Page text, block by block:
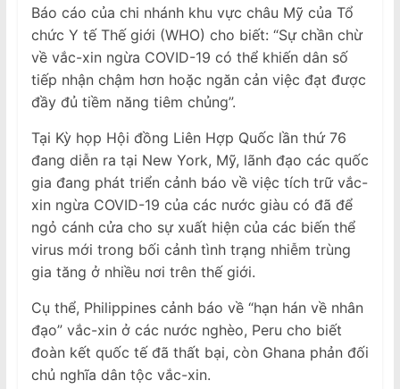
Báo cáo của chi nhánh khu vực châu Mỹ của Tổ
chức Y tế Thế giới (WHO) cho biết: “Sự chần chừ
về vắc-xin ngừa COVID-19 có thể khiến dân số
tiếp nhận chậm hơn hoặc ngăn cản việc đạt được
đầy đủ tiềm năng tiêm chủng”.
Tại Kỳ họp Hội đồng Liên Hợp Quốc lần thứ 76
đang diễn ra tại New York, Mỹ, lãnh đạo các quốc
gia đang phát triển cảnh báo về việc tích trữ vắc-
xin ngừa COVID-19 của các nước giàu có đã để
ngỏ cánh cửa cho sự xuất hiện của các biến thể
virus mới trong bối cảnh tình trạng nhiễm trùng
gia tăng ở nhiều nơi trên thế giới.
Cụ thể, Philippines cảnh báo về “hạn hán về nhân
đạo” vắc-xin ở các nước nghèo, Peru cho biết
đoàn kết quốc tế đã thất bại, còn Ghana phản đối
chủ nghĩa dân tộc vắc-xin.